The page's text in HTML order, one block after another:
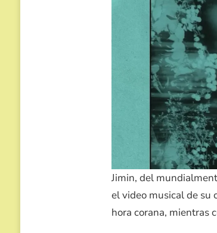
Jimin, del
el video musical de su
hora corana, mientras